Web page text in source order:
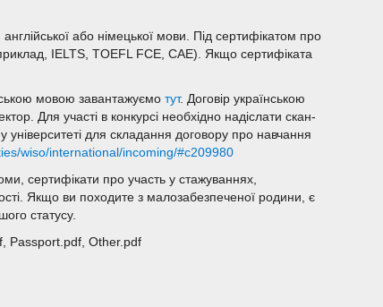
або німецької мови. Під сертифікатом про
IELTS, TOEFL FCE, CAE). Якщо сертифіката
мовою завантажуємотут. Договір українською
Для участі в конкурсі необхідно надіслати скан-
для складання договору про навчання
wiso/international/incoming/#c209980
сертифікати про участь у стажуваннях,
Якщо ви походите з малозабезпеченої родини, є
статусу.
Passport.pdf, Other.pdf